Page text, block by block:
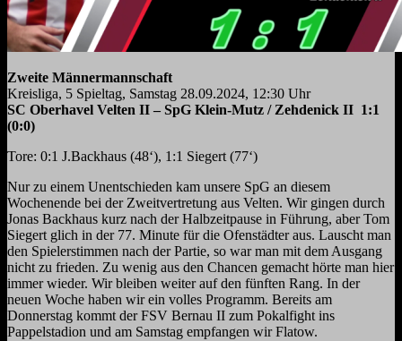
Zweite Männermannschaft
Kreisliga, 5 Spieltag, Samstag 28.09.2024, 12:30 Uhr
SC Oberhavel Velten II – SpG Klein-Mutz / Zehdenick II 1:1
(0:0)
Tore: 0:1 J.Backhaus (48‘), 1:1 Siegert (77‘)
Nur zu einem Unentschieden kam unsere SpG an diesem
Wochenende bei der Zweitvertretung aus Velten. Wir gingen durch
Jonas Backhaus kurz nach der Halbzeitpause in Führung, aber Tom
Siegert glich in der 77. Minute für die Ofenstädter aus. Lauscht man
den Spielerstimmen nach der Partie, so war man mit dem Ausgang
nicht zu frieden. Zu wenig aus den Chancen gemacht hörte man hier
immer wieder. Wir bleiben weiter auf den fünften Rang. In der
neuen Woche haben wir ein volles Programm. Bereits am
Donnerstag kommt der FSV Bernau II zum Pokalfight ins
Pappelstadion und am Samstag empfangen wir Flatow.